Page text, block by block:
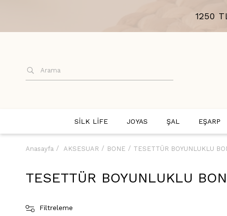
1250
SİLK LİFE JOYAS ŞAL EŞARP
Anasayfa AKSESUAR BONE TESETTÜR BOYUNLUKLU
TESETTÜR BOYUNLUKLU
Filtreleme